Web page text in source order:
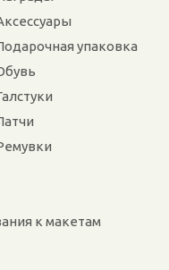
упаковка
к макетам